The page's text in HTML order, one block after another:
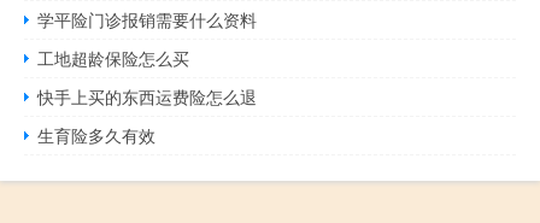
学平险门诊报销需要什么资料
工地超龄保险怎么买
快手上买的东西运费险怎么退
生育险多久有效